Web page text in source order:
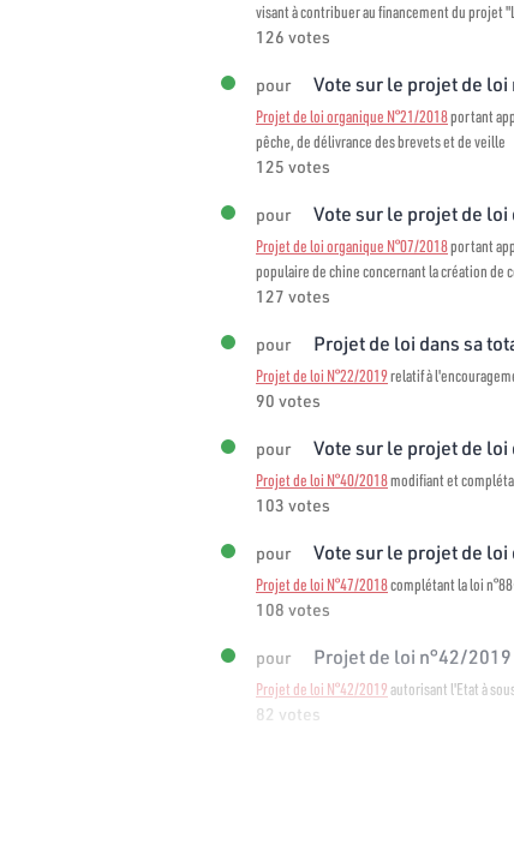
visant à contribuer au financement du projet
126 votes
pour Vote sur le projet de
Projet de loi organique N°21/2018portant
pêche, de délivrance des brevets et de veille
125 votes
pour Vote sur le projet de loi
Projet de loi organique N°07/2018portant
populaire de chine concernant la création de
127 votes
pour Projet de loi dans sa
Projet de loi N°22/2019relatif à
90 votes
pour Vote sur le projet de loi
Projet de loi N°40/2018modifiant et
103 votes
pour Vote sur le projet de loi
Projet de loi N°47/2018complétant la loi
108 votes
pour Projet de loi n°42/
Projet de loi N°42/2019autorisant l'Etat à
82 votes